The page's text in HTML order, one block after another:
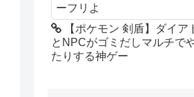
ーフリよ
【ポケモン 剣盾】ダイア
とNPCがゴミだしマルチで
たりする神ゲー